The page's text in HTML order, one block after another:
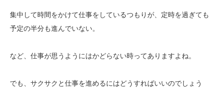
集中して時間をかけて仕事をしているつもりが、定時を過ぎても
予定の半分も進んでいない。
など、仕事が思うようにはかどらない時ってありますよね。
でも、サクサクと仕事を進めるにはどうすればいいのでしょう